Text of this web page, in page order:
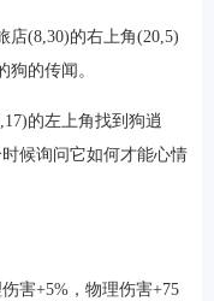
店(8,30)的右上角(20,5)
的传闻。
的左上角找到狗逍
候询问它如何才能心情
害+5%，物理伤害+75